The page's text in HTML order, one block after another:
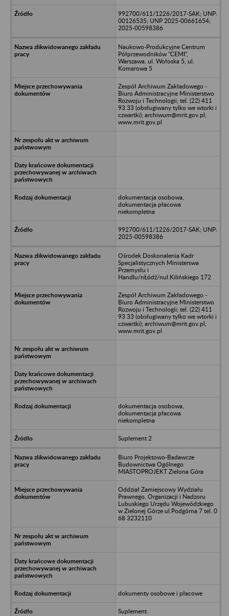
992700/611/1226/2017-SAK; UNP:
00126535; UNP 2025-00661654;
2025-00598386
Naukowo-Produkcyjne Centrum
Półprzewodników "CEMI",
Warszawa, ul. Wołoska 5, ul.
Komarowa 5
Zespół Archiwum Zakładowego -
Biuro Administracyjne Ministerstwo
Rozwoju i Technologii; tel. (22) 411
93 33 (obsługiwany tylko we wtorki i
czwartki); archiwum@mrit.gov.pl;
www.mrit.gov.pl
dokumentacja osobowa,
dokumentacja płacowa
niekompletna
992700/611/1226/2017-SAK; UNP:
2025-00598386
Ośrodek Doskonalenia Kadr
Specjalistycznych Ministerswa
Przemysłu i
Handlu/nŁódź/nul.Kilińskiego 172
Zespół Archiwum Zakładowego -
Biuro Administracyjne Ministerstwo
Rozwoju i Technologii; tel. (22) 411
93 33 (obsługiwany tylko we wtorki i
czwartki); archiwum@mrit.gov.pl;
www.mrit.gov.pl
dokumentacja osobowa,
dokumentacja płacowa
niekompletna
Suplement 2
Biuro Projektowo-Badawcze
Budownictwa Ogólnego
MIASTOPROJEKT Zielona Góra
Oddział Zamiejscowy Wydziału
Prawnego, Organizacji i Nadzoru
Lubuskiego Urzędu Wojewódzkiego
w Zielonej Górze ul.Podgórna 7 tel. 0
68 3232110
dokumenty osobowe i płacowe
Suplement